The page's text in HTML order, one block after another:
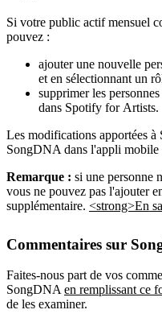
Si votre public actif mensuel
pouvez :
ajouter une nouvelle
et en sélectionnant un
supprimer les
dans Spotify for Artists.
Les modifications apportées
SongDNA dans l'appli mobile
Remarque : si une personne
vous ne pouvez pas l'ajouter
supplémentaire. <strong>En
Commentaires sur
Faites-nous part de vos
SongDNA en remplissant ce
de les examiner.